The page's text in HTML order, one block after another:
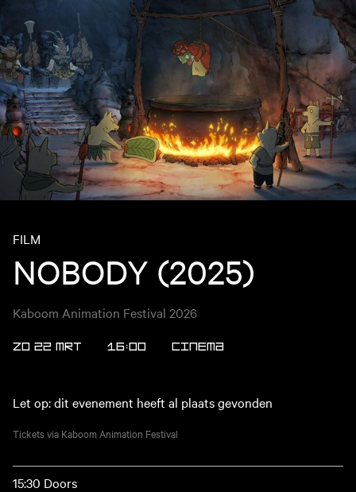
FILM
NOBODY (2025)
Kaboom Animation Festival 2026
ZO 22 MRT 16:00 CINEMA
Let op: dit evenement heeft al plaats gevonden
Tickets via Kaboom Animation Festival
15:30 Doors